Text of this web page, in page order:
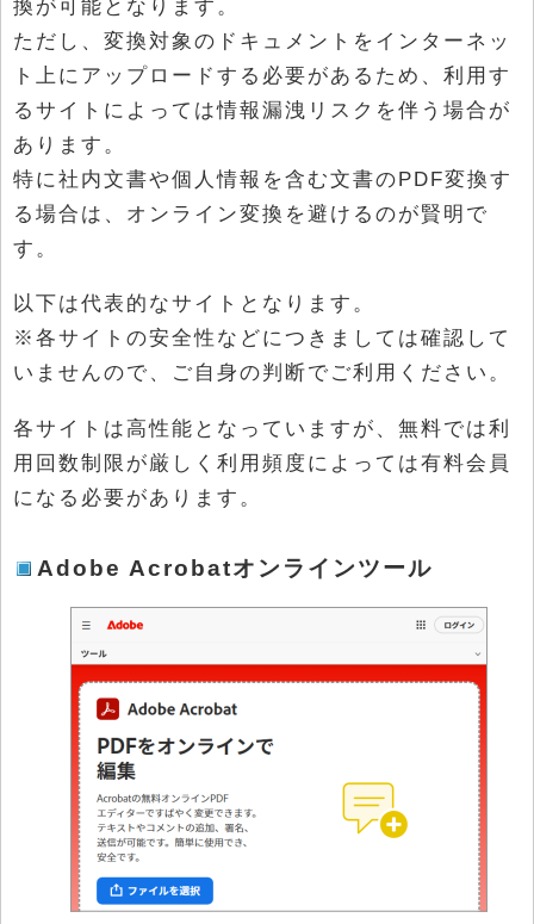
換が可能となります。
ただし、変換対象のドキュメントをインターネッ
ト上にアップロードする必要があるため、利用す
るサイトによっては情報漏洩リスクを伴う場合が
あります。
特に社内文書や個人情報を含む文書のPDF変換す
る場合は、オンライン変換を避けるのが賢明で
す。
以下は代表的なサイトとなります。
※各サイトの安全性などにつきましては確認して
いませんので、ご自身の判断でご利用ください。
各サイトは高性能となっていますが、無料では利
用回数制限が厳しく利用頻度によっては有料会員
になる必要があります。
Adobe Acrobatオンラインツール